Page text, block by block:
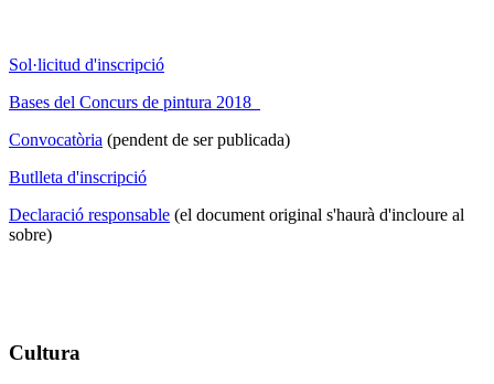
Sol·licitud d'inscripció
Bases del Concurs de pintura 2018
Convocatòria (pendent de ser publicada)
Butlleta d'inscripció
Declaració responsable (el document original s'haurà d'incloure al
sobre)
Cultura